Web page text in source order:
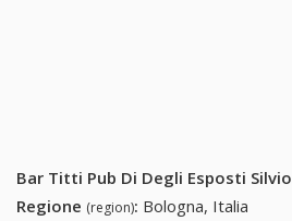
Bar Titti Pub Di Degli Esposti Silvio
Regione (region): Bologna, Italia